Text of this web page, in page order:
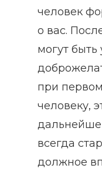
человек
о вас.
могут
при
человеку,
всегда
должное